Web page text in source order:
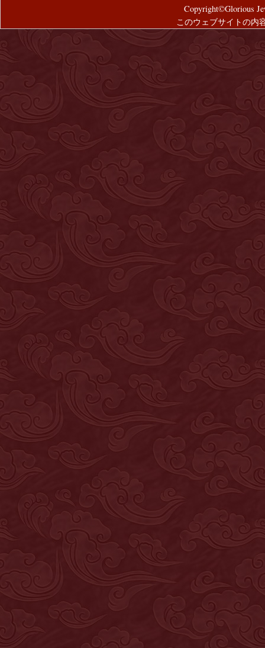
Copyright©Glorious
このウェブサイトの内